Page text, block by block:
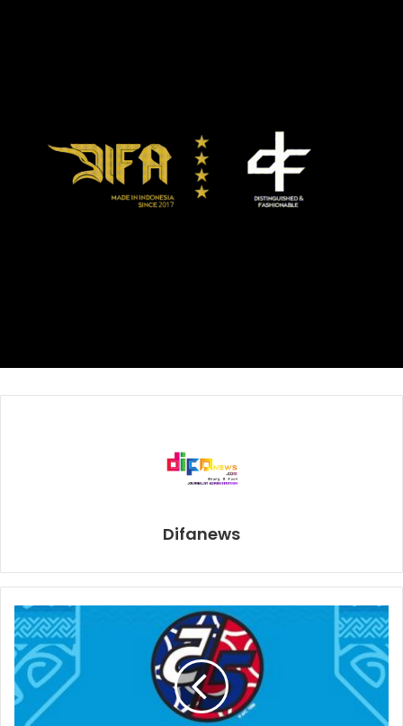
Untuk minyak kelapa sawit misalnya, pada Desember 2020
ini secara M-To-M harganya meningkat sebesar 6,62
persen. Jika dibandingkan Y-On-Y, harga minyak kelapa
adalah emas. Emas secara M-To-M pada bulan Desember
persen, meskipun secara Y-On-Y harga emas masih
meningkat sekitar 25,64 persen.
Lanjutnya Kecuk, dengan berbagai perkembangan harga
ini, maka ekspor Indonesia pada Desember 2020 naik
sebesar USD 16,54 dolar AS
Difanews